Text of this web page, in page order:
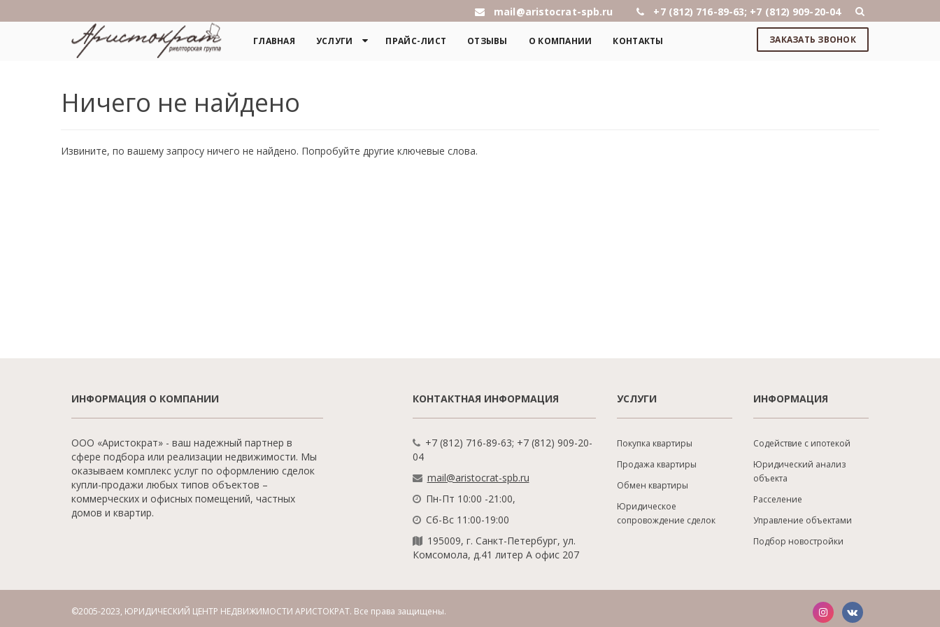
mail@aristocrat-spb.ru +7 (812) 716-89-63; +7 (812) 909-20-04
ГЛАВНАЯ УСЛУГИ ПРАЙС-ЛИСТ ОТЗЫВЫ О КОМПАНИИ КОНТАКТЫ ЗАКАЗАТЬ ЗВОНОК
Ничего не найдено
Извините, по вашему запросу ничего не найдено. Попробуйте другие ключевые слова.
ИНФОРМАЦИЯ О КОМПАНИИ
ООО «Аристократ» - ваш надежный партнер в
сфере подбора или реализации недвижимости. Мы
оказываем комплекс услуг по оформлению сделок
купли-продажи любых типов объектов –
коммерческих и офисных помещений, частных
домов и квартир.
КОНТАКТНАЯ ИНФОРМАЦИЯ
+7 (812) 716-89-63; +7 (812) 909-20-
04
mail@aristocrat-spb.ru
Пн-Пт 10:00 -21:00,
Сб-Вс 11:00-19:00
195009, г. Санкт-Петербург, ул.
Комсомола, д.41 литер А офис 207
УСЛУГИ
Покупка квартиры
Продажа квартиры
Обмен квартиры
Юридическое
сопровождение сделок
ИНФОРМАЦИЯ
Содействие с ипотекой
Юридический анализ
объекта
Расселение
Управление объектами
Подбор новостройки
©2005-2023, ЮРИДИЧЕСКИЙ ЦЕНТР НЕДВИЖИМОСТИ АРИСТОКРАТ. Все права защищены.